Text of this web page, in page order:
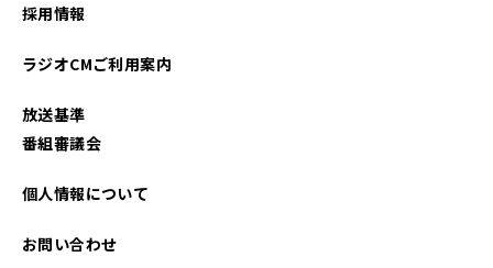
採用情報
ラジオCMご利用案内
放送基準
番組審議会
個人情報について
お問い合わせ